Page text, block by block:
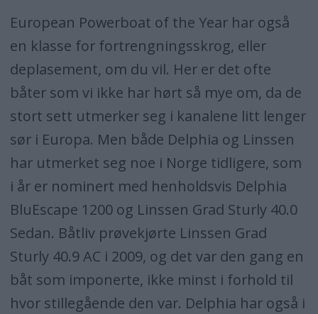
European Powerboat of the Year har også
en klasse for fortrengningsskrog, eller
deplasement, om du vil. Her er det ofte
båter som vi ikke har hørt så mye om, da de
stort sett utmerker seg i kanalene litt lenger
sør i Europa. Men både Delphia og Linssen
har utmerket seg noe i Norge tidligere, som
i år er nominert med henholdsvis Delphia
BluEscape 1200 og Linssen Grad Sturly 40.0
Sedan. Båtliv prøvekjørte Linssen Grad
Sturly 40.9 AC i 2009, og det var den gang en
båt som imponerte, ikke minst i forhold til
hvor stillegående den var. Delphia har også i